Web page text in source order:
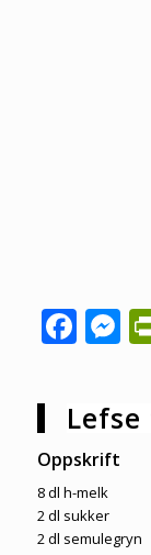
Oppskrift
8 dl h-melk
2 dl sukker
2 dl semulegryn